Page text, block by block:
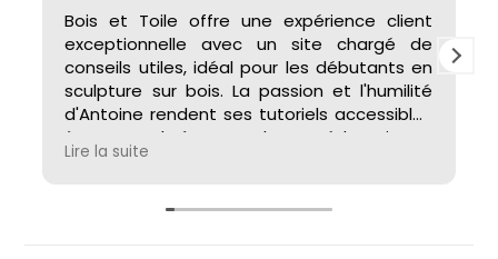
Bois et Toile offre une expérience client
exceptionnelle avec un site chargé de
conseils utiles, idéal pour les débutants en
sculpture sur bois. La passion et l'humilité
d'Antoine rendent ses tutoriels accessibles
à tous. La chaîne YouTube est éducative et
inspirante, alors que la boutique en ligne
garantissant une expérience fluide du
Lire la suite